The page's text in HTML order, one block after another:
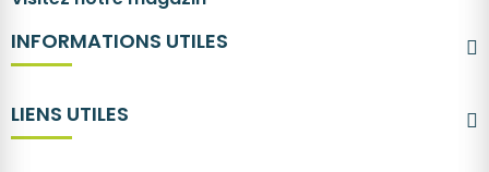
INFORMATIONS UTILES
LIENS UTILES